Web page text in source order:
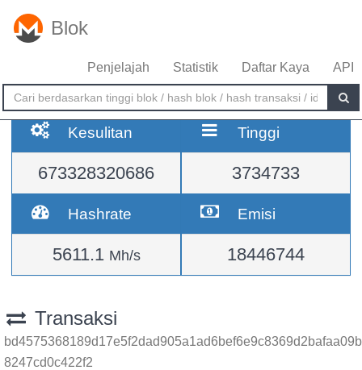
Blok
Penjelajah Statistik Daftar Kaya API
Kesulitan
673328320686
Tinggi
3734733
Hashrate
5611.1 Mh/s
Emisi
18446744
Transaksi
bd4575368189d17e5f2dad905a1ad6bef6e9c8369d2bafaa09b
8247cd0c422f2